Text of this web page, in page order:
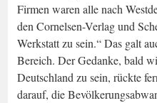
Firmen waren alle nach
den Cornelsen-Verlag und
Werkstatt zu sein.“ Das galt
Bereich. Der Gedanke, bald
Deutschland zu sein, rückte
darauf, die